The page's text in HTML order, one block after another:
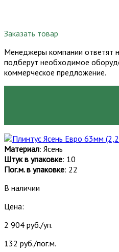
Заказать товар
Менеджеры компании ответят
подберут необходимое
коммерческое предложение.
Материал: Ясень
Штук в упаковке: 10
Пог.м. в упаковке: 22
В наличии
Цена:
2 904 руб./уп.
132 руб./пог.м.